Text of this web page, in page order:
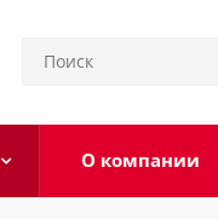
О компании